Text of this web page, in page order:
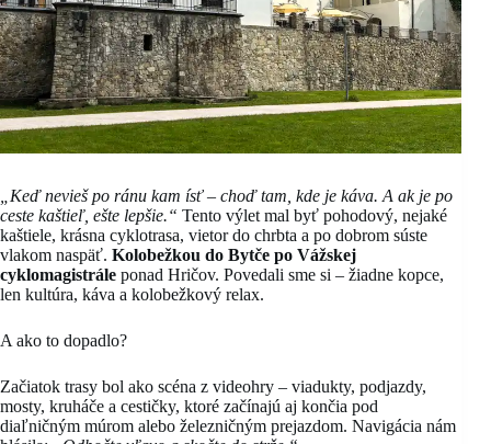
„Keď nevieš po ránu kam ísť – choď tam, kde je káva. A ak je po
ceste kaštieľ, ešte lepšie.“ Tento výlet mal byť pohodový, nejaké
kaštiele, krásna cyklotrasa, vietor do chrbta a po dobrom súste
vlakom naspäť. Kolobežkou do Bytče po Vážskej
cyklomagistrále ponad Hričov. Povedali sme si – žiadne kopce,
len kultúra, káva a kolobežkový relax.
A ako to dopadlo?
Začiatok trasy bol ako scéna z videohry – viadukty, podjazdy,
mosty, kruháče a cestičky, ktoré začínajú aj končia pod
diaľničným múrom alebo železničným prejazdom. Navigácia nám